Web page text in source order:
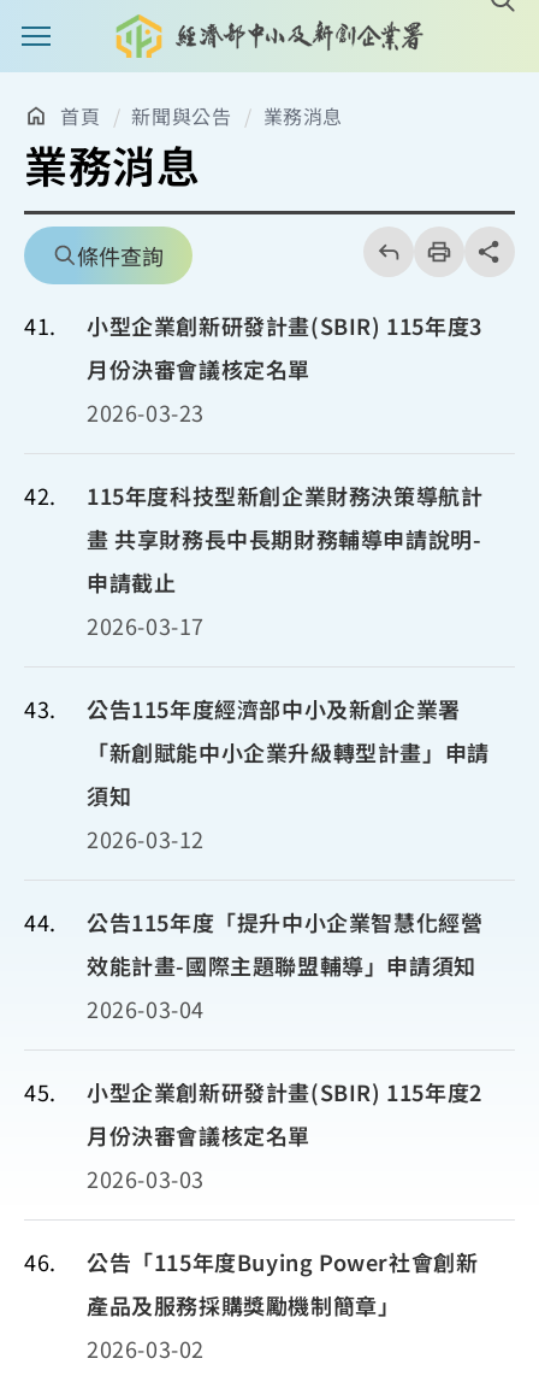
主選單案扭
首頁 新聞與公告 業務消息
業務消息
條件查詢
回
上
一
頁
列
印
share分享
41
小型企業創新研發計畫(SBIR) 115年度3
月份決審會議核定名單
2026-03-23
42
115年度科技型新創企業財務決策導航計
畫 共享財務長中長期財務輔導申請說明-
申請截止
2026-03-17
43
公告115年度經濟部中小及新創企業署
「新創賦能中小企業升級轉型計畫」申請
須知
2026-03-12
44
公告115年度「提升中小企業智慧化經營
效能計畫-國際主題聯盟輔導」申請須知
2026-03-04
45
小型企業創新研發計畫(SBIR) 115年度2
月份決審會議核定名單
2026-03-03
46
公告「115年度Buying Power社會創新
產品及服務採購獎勵機制簡章」
2026-03-02